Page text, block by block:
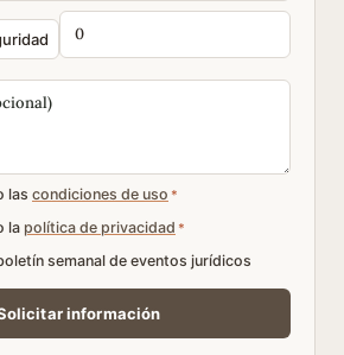
las condiciones de uso *
la política de privacidad *
semanal de eventos jurídicos